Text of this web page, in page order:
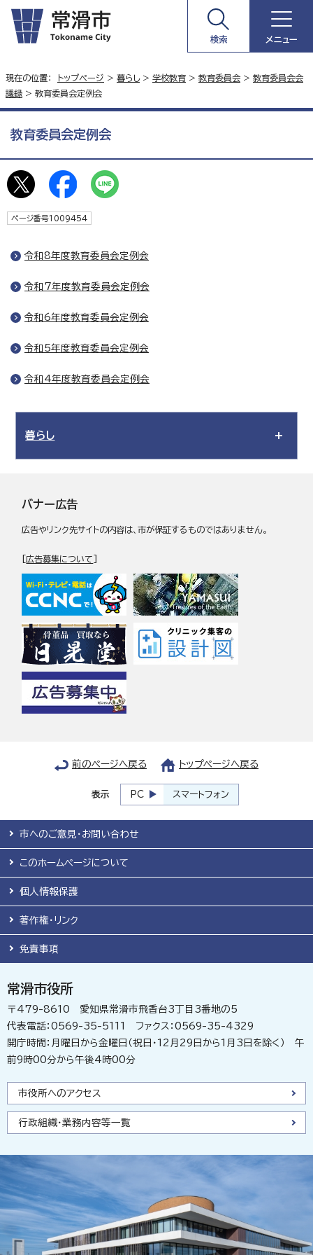
検索 メニュー
現在の位置： トップページ > 暮らし> 学校教育 > 教育委員会 > 教育委員会会
議録 > 教育委員会定例会
教育委員会定例会
ページ番号1009454
令和8年度教育委員会定例会
令和7年度教育委員会定例会
令和6年度教育委員会定例会
令和5年度教育委員会定例会
令和4年度教育委員会定例会
暮らし
バナー広告
広告やリンク先サイトの内容は、市が保証するものではありません。
[広告募集について
前のページへ戻る トップページへ戻る
表示 PC スマートフォン
市へのご意見・お問い合わせ
このホームページについて
個人情報保護
著作権・リンク
免責事項
常滑市役所
〒479-8610 愛知県常滑市飛香台3丁目3番地の5
代表電話：0569-35-5111 ファクス：0569-35-4329
開庁時間：月曜日から金曜日（祝日・12月29日から1月3日を除く） 午
前9時00分から午後4時00分
市役所へのアクセス
行政組織・業務内容等一覧